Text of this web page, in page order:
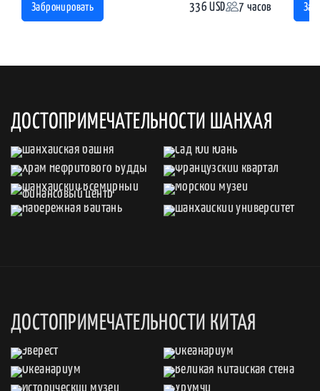
Забронировать 336 USD 7 часов
ДОСТОПРИМЕЧАТЕЛЬНОСТИ ШАНХАЯ
ДОСТОПРИМЕЧАТЕЛЬНОСТИ КИТАЯ